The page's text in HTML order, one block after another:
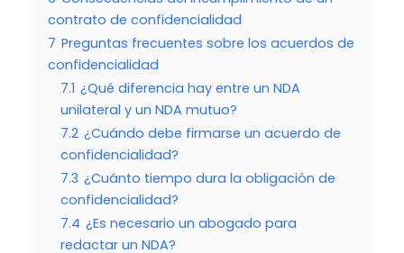
contrato de confidencialidad
7 Preguntas frecuentes sobre los acuerdos de
confidencialidad
7.1 ¿Qué diferencia hay entre un NDA
unilateral y un NDA mutuo?
7.2 ¿Cuándo debe firmarse un acuerdo de
confidencialidad?
7.3 ¿Cuánto tiempo dura la obligación de
confidencialidad?
7.4 ¿Es necesario un abogado para
redactar un NDA?